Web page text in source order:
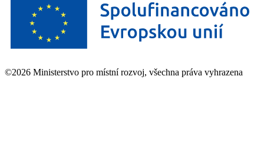
©2026 Ministerstvo pro místní rozvoj, všechna práva vyhrazena